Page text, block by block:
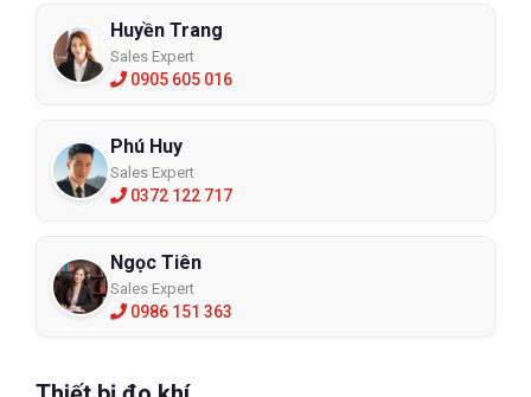
Huyền Trang
Sales Expert
0905 605 016
Phú Huy
Sales Expert
0372 122 717
Ngọc Tiên
Sales Expert
0986 151 363